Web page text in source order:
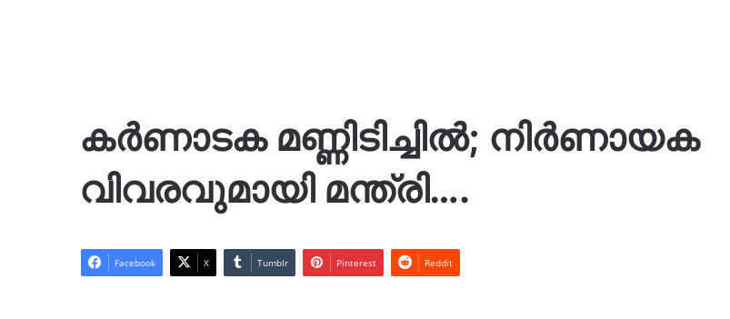
കർണാടക മണ്ണിടിച്ചിൽ; നിർണായക
വിവരവുമായി മന്ത്രി….
Facebook X Tumblr Pinterest Reddit